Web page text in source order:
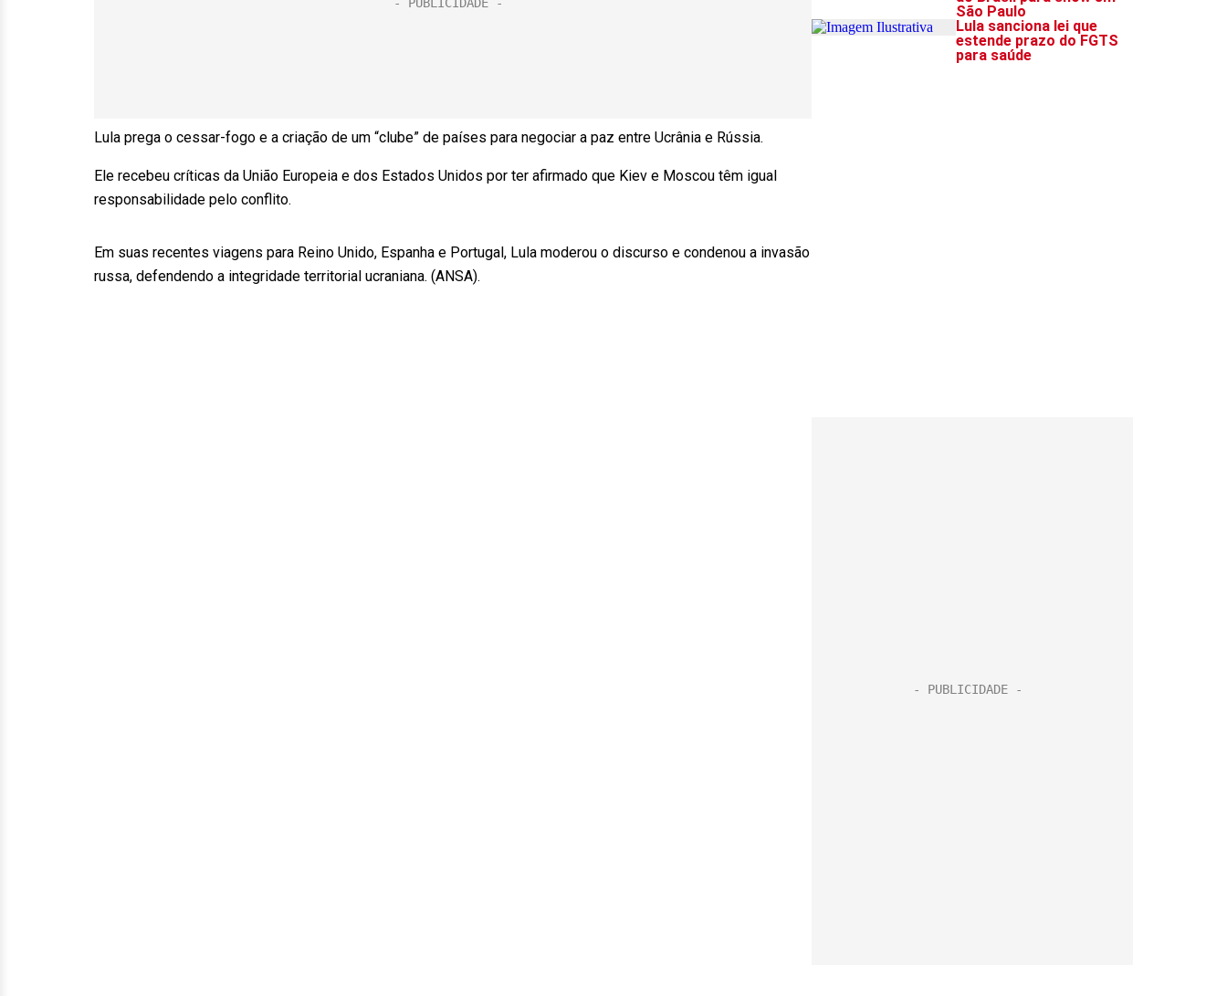
Lula prega o cessar-fogo e a criação de um “clube” de países para negociar a paz entre Ucrânia e Rússia.
Ele recebeu críticas da União Europeia e dos Estados Unidos por ter afirmado que Kiev e Moscou têm igual
responsabilidade pelo conflito.
Em suas recentes viagens para Reino Unido, Espanha e Portugal, Lula moderou o discurso e condenou a invasão
russa, defendendo a integridade territorial ucraniana. (ANSA).